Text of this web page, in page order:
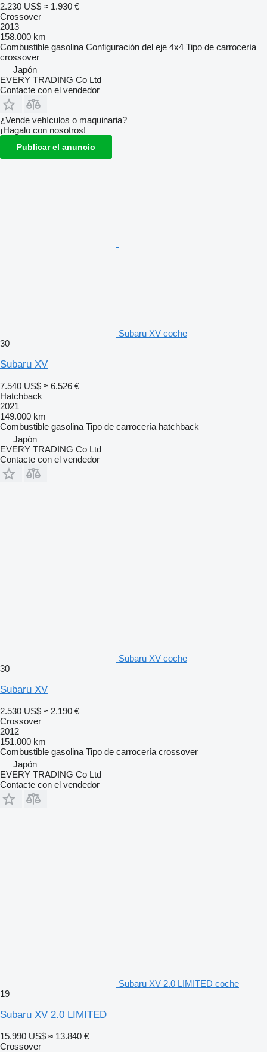
2.230 US$ ≈ 1.930 €
Crossover
2013
158.000 km
Combustible gasolina Configuración del eje 4x4 Tipo de carrocería
crossover
Japón
EVERY TRADING Co Ltd
Contacte con el vendedor
¿Vende vehículos o maquinaria?
¡Hagalo con nosotros!
Publicar el anuncio
Subaru XV coche
30
Subaru XV
7.540 US$ ≈ 6.526 €
Hatchback
2021
149.000 km
Combustible gasolina Tipo de carrocería hatchback
Japón
EVERY TRADING Co Ltd
Contacte con el vendedor
Subaru XV coche
30
Subaru XV
2.530 US$ ≈ 2.190 €
Crossover
2012
151.000 km
Combustible gasolina Tipo de carrocería crossover
Japón
EVERY TRADING Co Ltd
Contacte con el vendedor
Subaru XV 2.0 LIMITED coche
19
Subaru XV 2.0 LIMITED
15.990 US$ ≈ 13.840 €
Crossover